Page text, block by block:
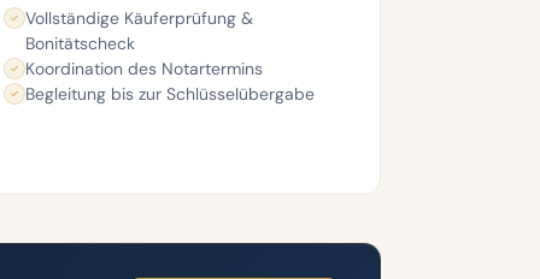
Vollständige Käuferprüfung &
Bonitätscheck
Koordination des Notartermins
Begleitung bis zur Schlüsselübergabe